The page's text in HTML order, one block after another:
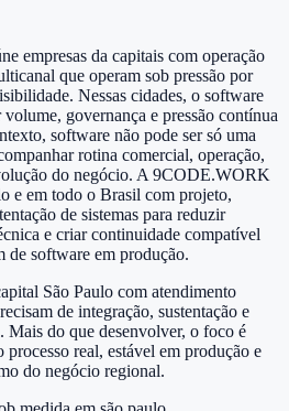
empresas da capitais com operação
que operam sob pressão por
Nessas cidades, o software
governança e pressão contínua
software não pode ser só uma
rotina comercial, operação,
do negócio. A 9CODE.WORK
e em todo o Brasil com projeto,
de sistemas para reduzir
e criar continuidade compatível
de software em produção.
São Paulo com atendimento
de integração, sustentação e
Mais do que desenvolver, o foco é
processo real, estável em produção e
do negócio regional.